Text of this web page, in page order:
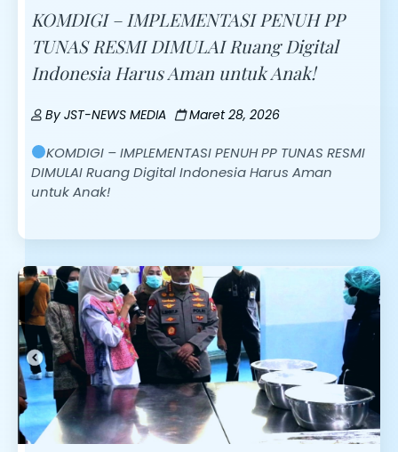
KOMDIGI – IMPLEMENTASI PENUH PP
TUNAS RESMI DIMULAI Ruang Digital
Indonesia Harus Aman untuk Anak!
ByJST-NEWS MEDIA Maret 28, 2026
KOMDIGI – IMPLEMENTASI PENUH PP TUNAS RESMI
DIMULAI Ruang Digital Indonesia Harus Aman
untuk Anak!